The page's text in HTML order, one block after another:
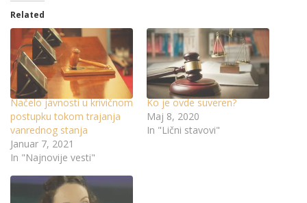
Related
Načelo javnosti u krivičnom
postupku tokom trajanja
vanrednog stanja
Januar 7, 2021
In "Najnovije vesti"
Ko je ovde suveren?
Maj 8, 2020
In "Lični stavovi"